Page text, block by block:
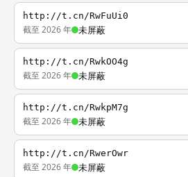
http://t.cn/RwFuUi0
截至 2026 年 未屏蔽
http://t.cn/RwkOO4g
截至 2026 年 未屏蔽
http://t.cn/RwkpM7g
截至 2026 年 未屏蔽
http://t.cn/RwerOwr
截至 2026 年 未屏蔽